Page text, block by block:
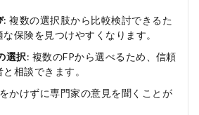
: 複数の選択肢から比較検討できるた
保険を見つけやすくなります。
選択: 複数のFPから選べるため、信頼
相談できます。
かけずに専門家の意見を聞くことが